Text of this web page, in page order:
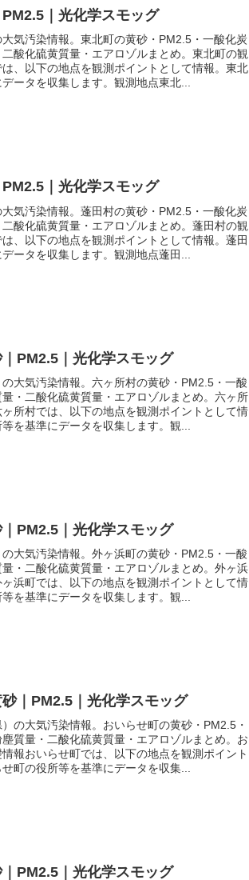
｜光化学スモッグ
気汚染情報。東北町の黄砂・PM2.5・一酸化炭
酸化硫黄質量・エアロゾルまとめ。東北町の観
、以下の地点を観測ポイントとして情報。東北
ータを収集します。観測地点東北...
｜光化学スモッグ
気汚染情報。蓬田村の黄砂・PM2.5・一酸化炭
酸化硫黄質量・エアロゾルまとめ。蓬田村の観
、以下の地点を観測ポイントとして情報。蓬田
ータを収集します。観測地点蓬田...
PM2.5｜光化学スモッグ
大気汚染情報。六ヶ所村の黄砂・PM2.5・一酸
・二酸化硫黄質量・エアロゾルまとめ。六ヶ所
所村では、以下の地点を観測ポイントとして情
を基準にデータを収集します。観...
PM2.5｜光化学スモッグ
大気汚染情報。外ヶ浜町の黄砂・PM2.5・一酸
・二酸化硫黄質量・エアロゾルまとめ。外ヶ浜
浜町では、以下の地点を観測ポイントとして情
を基準にデータを収集します。観...
｜PM2.5｜光化学スモッグ
の大気汚染情報。おいらせ町の黄砂・PM2.5・
質量・二酸化硫黄質量・エアロゾルまとめ。お
報おいらせ町では、以下の地点を観測ポイント
町の役所等を基準にデータを収集...
PM2.5｜光化学スモッグ